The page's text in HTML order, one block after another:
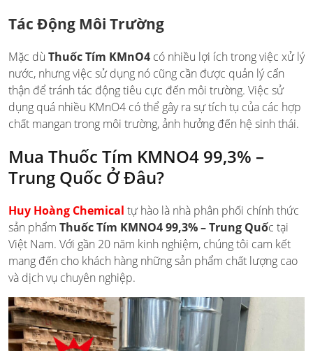
Tác Động Môi Trường
Mặc dù Thuốc Tím KMnO4 có nhiều lợi ích trong việc xử lý
nước, nhưng việc sử dụng nó cũng cần được quản lý cẩn
thận để tránh tác động tiêu cực đến môi trường. Việc sử
dụng quá nhiều KMnO4 có thể gây ra sự tích tụ của các hợp
chất mangan trong môi trường, ảnh hưởng đến hệ sinh thái.
Mua Thuốc Tím KMNO4 99,3% –
Trung Quốc Ở Đâu?
Huy Hoàng Chemical tự hào là nhà phân phối chính thức
sản phẩm Thuốc Tím KMNO4 99,3% – Trung Quốc tại
Việt Nam. Với gần 20 năm kinh nghiệm, chúng tôi cam kết
mang đến cho khách hàng những sản phẩm chất lượng cao
và dịch vụ chuyên nghiệp.